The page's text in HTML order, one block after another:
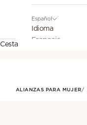
Español
Idioma
Français
Cesta
ALIANZAS PARA MUJER